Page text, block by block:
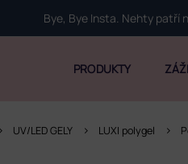
Bye, Bye Insta. Nehty patří
PRODUKTY
UV/LED GELY LUXI polygel